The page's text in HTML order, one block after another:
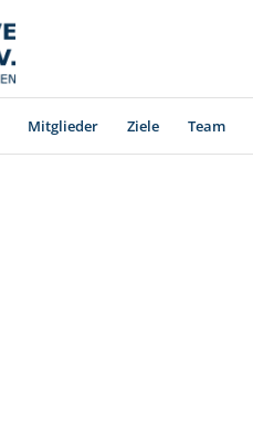
Mitglieder Ziele Team